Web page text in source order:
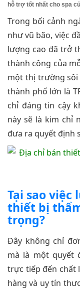
hỗ trợ tốt nhất cho spa
Trong bối cảnh
như vũ bão, việc
lượng cao đã trở
thành công của
một thị trường sôi
thành phố lớn là
chỉ đáng tin cậy
này sẽ là kim chỉ
đưa ra quyết định
Tại sao việc
thiết bị
trọng?
Đây không chỉ
mà là một quyết
trực tiếp đến chất
hàng và uy tín